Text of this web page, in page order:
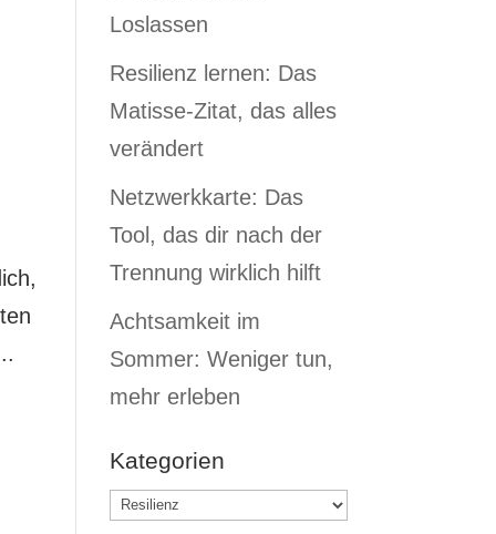
Loslassen
Resilienz lernen: Das
Matisse-Zitat, das alles
verändert
Netzwerkkarte: Das
Tool, das dir nach der
Trennung wirklich hilft
Achtsamkeit im
Sommer: Weniger tun,
mehr erleben
Kategorien
Kategorien